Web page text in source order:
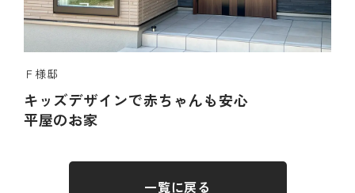
Ｆ様邸
キッズデザインで赤ちゃんも安心
平屋のお家
一覧に戻る